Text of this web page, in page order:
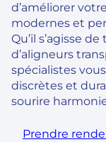
d’améliorer
modernes et
Qu’il s’agisse
d’aligneurs
spécialistes
discrètes et
sourire
Prendre